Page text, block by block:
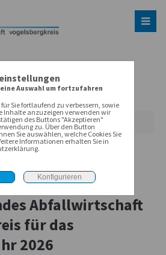
des
2026 des
Abfallwirtschaft
für das
2026
Auswahl um fortzufahren
für Sie fortlaufend zu verbessern, sowie
Inhalte anzuzeigen verwenden wir
des Buttons "Akzeptieren"
zu. Über den Button
Sie auswählen, welche Cookies Sie
Informationen erhalten Sie in